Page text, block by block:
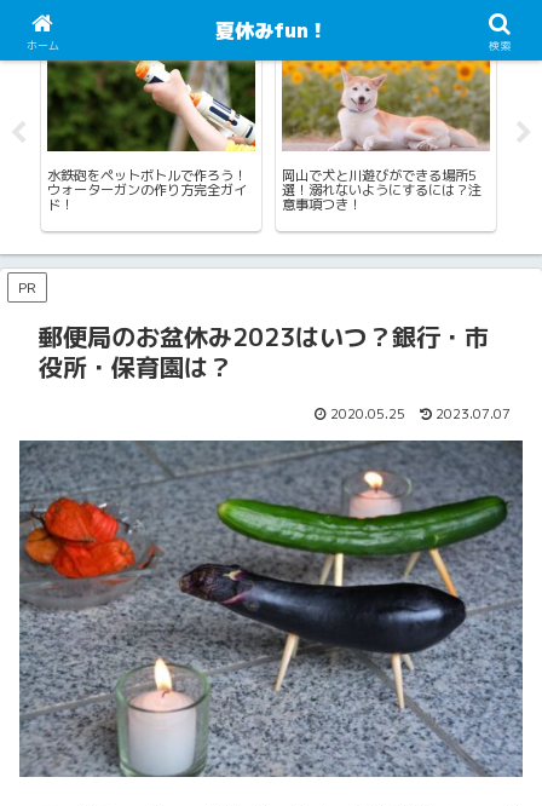
夏休みの生活
水鉄砲をペットボトルで作ろう！
ウォーターガンの作り方完全ガイ
ド！
岡山で犬と川遊びができる場所5
選！溺れないようにするには？注
意事項つき！
PR
郵便局のお盆休み2023はいつ？銀行・市
役所・保育園は？
2020.05.25 2023.07.07
ホーム
夏休みfun！
検索